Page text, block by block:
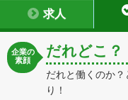
求人
企業の
素顔
だれどこ？
だれと働くのか
り！